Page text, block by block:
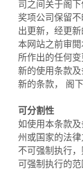
司之间关于阁下
奖项公司保留
出更新，经更
本网站之前审
所作出的任何
新的使用条款
新的条款， 阁
可分割性
如使用本条款
州或国家的法
不可强制执行
可强制执行的